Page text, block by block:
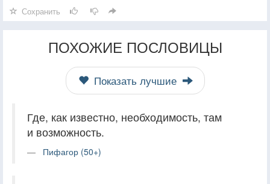
Сохранить
ПОХОЖИЕ ПОСЛОВИЦЫ
Показать лучшие
Где, как известно, необходимость, там
и возможность.
Пифагор (50+)